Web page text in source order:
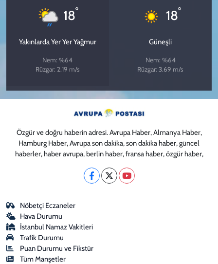
18°
Yakınlarda Yer Yer Yağmur
Nem: %64
Rüzgar: 2.19 m/s
18°
Güneşli
Nem: %64
Rüzgar: 3.69 m/s
Özgür ve doğru haberin adresi. Avrupa Haber, Almanya Haber,
Hamburg Haber, Avrupa son dakika, son dakika haber, güncel
haberler, haber avrupa, berlin haber, fransa haber, özgür haber,
Nöbetçi Eczaneler
Hava Durumu
İstanbul Namaz Vakitleri
Trafik Durumu
Puan Durumu ve Fikstür
Tüm Manşetler